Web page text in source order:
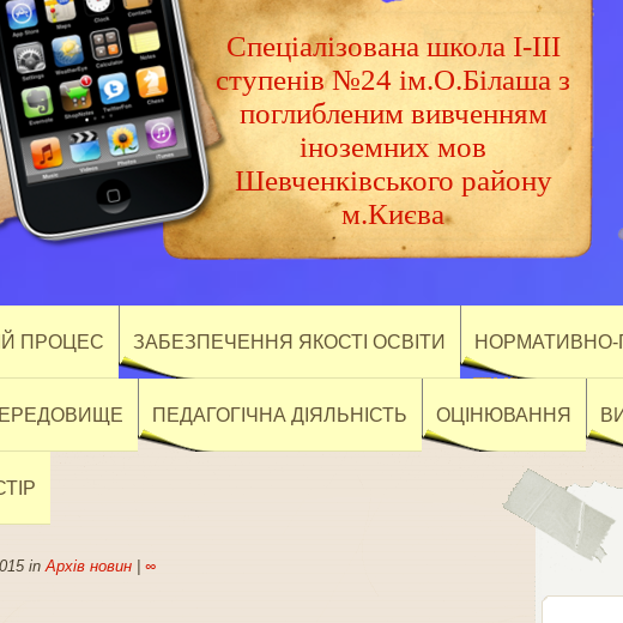
Спеціалізована школа І-ІІІ
ступенів №24 ім.О.Білаша з
поглибленим вивченням
іноземних мов
Шевченківського району
м.Києва
ПРОЦЕС ЗАБЕЗПЕЧЕННЯ ЯКОСТІ ОСВІТИ НОРМАТИВНО-
ПЕДАГОГІЧНА ДІЯЛЬНІСТЬ ОЦІНЮВАННЯ
inАрхів новин| ∞